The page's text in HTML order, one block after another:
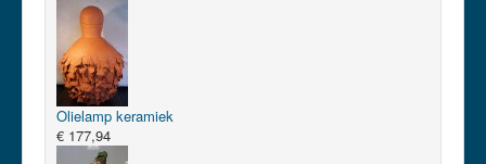
Olielamp keramiek
€ 177,94